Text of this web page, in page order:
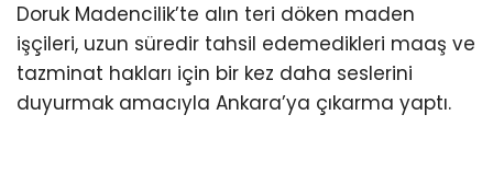
Doruk Madencilik’te alın teri döken maden
işçileri, uzun süredir tahsil edemedikleri maaş ve
tazminat hakları için bir kez daha seslerini
duyurmak amacıyla Ankara’ya çıkarma yaptı.